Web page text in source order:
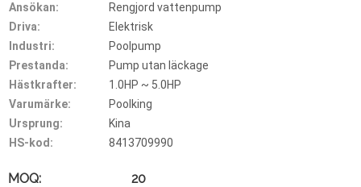
Ansökan:
Rengjord vattenpump
Driva:
Elektrisk
Industri:
Poolpump
Prestanda:
Pump utan läckage
Hästkrafter:
1.0HP ~ 5.0HP
Varumärke:
Poolking
Ursprung:
Kina
HS-kod:
8413709990
MOQ: 20